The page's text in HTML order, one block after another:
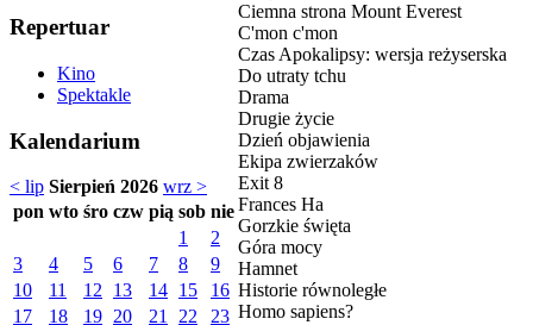
Repertuar
Kino
Spektakle
Kalendarium
< lip Sierpień 2026 wrz >
pon wto śro czw pią sob nie
1
2
3
4 5 6 7 8
9
10
11 12 13 14 15
16
17
18 19 20 21 22
23
Ciemna strona Mount Everest
C'mon c'mon
Czas Apokalipsy: wersja reżyserska
Do utraty tchu
Drama
Drugie życie
Dzień objawienia
Ekipa zwierzaków
Exit 8
Frances Ha
Gorzkie święta
Góra mocy
Hamnet
Historie równoległe
Homo sapiens?